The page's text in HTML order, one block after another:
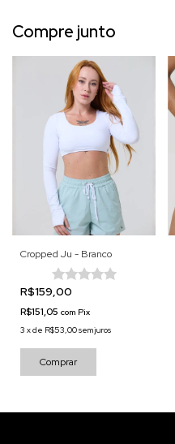
Compre junto
Cropped Ju - Branco
R$159,00
R$151,05 com Pix
3 xde R$53,00sem juros
Comprar